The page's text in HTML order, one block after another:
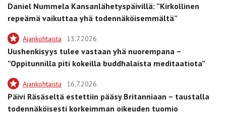
Daniel Nummela Kansanlähetyspäivillä: ”Kirkollinen
repeämä vaikuttaa yhä todennäköisemmältä”
Ajankohtaista 13.7.2026
Uushenkisyys tulee vastaan yhä nuorempana –
”Oppitunnilla piti kokeilla buddhalaista meditaatiota”
Ajankohtaista 16.7.2026
Päivi Räsäseltä estettiin pääsy Britanniaan – taustalla
todennäköisesti korkeimman oikeuden tuomio